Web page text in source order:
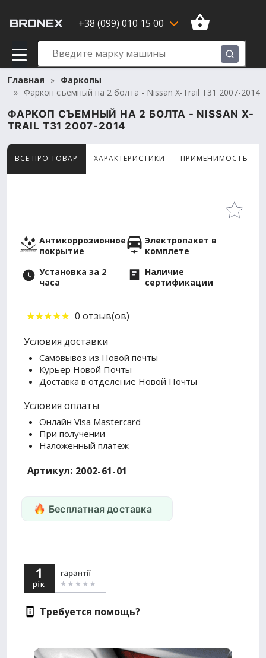
+38 (099) 010 15 00
Главная
Фаркопы
Фаркоп съемный на 2 болта - Nissan X-Trail T31 2007-2014
ФАРКОП СЪЕМНЫЙ НА 2 БОЛТА - NISSAN X-
TRAIL T31 2007-2014
ВСЕ ПРО ТОВАР ХАРАКТЕРИСТИКИ ПРИМЕНИМОСТЬ
Товар просматривают сейчас 8 человек
Антикоррозионное
покрытие
Электропакет в
комплете
Установка за 2
часа
Наличие
сертификации
0 отзыв(ов)
Условия доставки
Самовывоз из Новой почты
Курьер Новой Почты
Доставка в отделение Новой Почты
Условия оплаты
Онлайн Visa Mastercard
При получении
Наложенный платеж
Артикул: 2002-61-01
Бесплатная доставка
Требуется помощь?